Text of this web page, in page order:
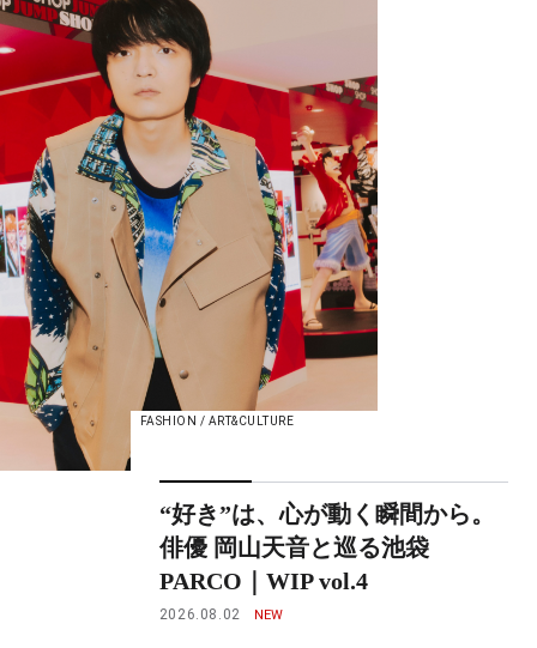
FASHION / ART&CULTURE
“好き”は、心が動く瞬間から。
俳優 岡山天音と巡る池袋
PARCO｜WIP vol.4
2026.08.02